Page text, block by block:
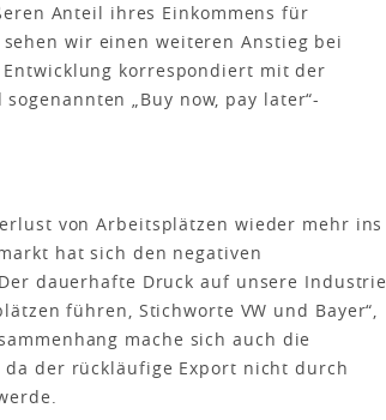
Anteil ihres Einkommens für
wir einen weiteren Anstieg bei
korrespondiert mit der
„Buy now, pay later“-
von Arbeitsplätzen wieder mehr ins
hat sich den negativen
dauerhafte Druck auf unsere Industrie
führen, Stichworte VW und Bayer“,
mache sich auch die
der rückläufige Export nicht durch